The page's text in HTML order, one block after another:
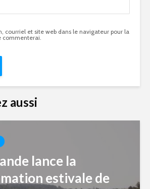
courriel et site web dans le navigateur pour la
commenterai.
aussi
lance la
estivale de